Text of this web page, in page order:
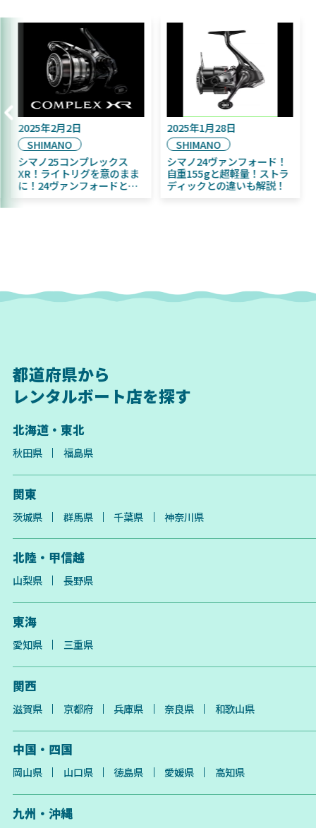
16日
発売予定！
魚／ちびふく魚
イト初心者にお
2025年2月2日
シマノ25コンプレックス
XR！ライトリグを意のまま
に！24ヴァンフォードとの
シマノ24ヴ
自重155gと
ディックと
都道府県から
レンタルボート店を探す
北海道・東北
秋田県 福島県
関東
茨城県 群馬県 千葉県 神奈川県
北陸・甲信越
山梨県 長野県
東海
愛知県 三重県
関西
滋賀県 京都府 兵庫県 奈良県 和歌山県
中国・四国
岡山県 山口県 徳島県 愛媛県 高知県
九州・沖縄